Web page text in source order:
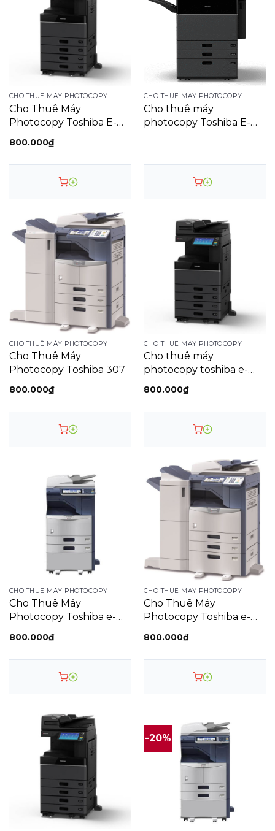
CHO THUÊ MÁY PHOTOCOPY
Cho Thuê Máy
Photocopy Toshiba E-
800.000₫
CHO THUÊ MÁY PHOTOCOPY
Cho thuê máy
photocopy Toshiba E-
CHO THUÊ MÁY PHOTOCOPY
Cho Thuê Máy
Photocopy Toshiba 307
800.000₫
CHO THUÊ MÁY PHOTOCOPY
Cho thuê máy
photocopy toshiba e-
800.000₫
CHO THUÊ MÁY PHOTOCOPY
Cho Thuê Máy
Photocopy Toshiba e-
800.000₫
CHO THUÊ MÁY PHOTOCOPY
Cho Thuê Máy
Photocopy Toshiba e-
800.000₫
-20%